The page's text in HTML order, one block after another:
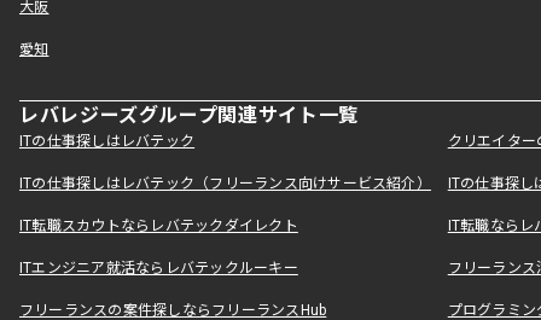
大阪
愛知
レバレジーズグループ関連サイト一覧
ITの仕事探しはレバテック クリエイタ
ITの仕事探しはレバテック（フリーランス向けサービス紹介） ITの仕事探
IT転職スカウトならレバテックダイレクト IT転職なら
ITエンジニア就活ならレバテックルーキー フリーラン
フリーランスの案件探しならフリーランスHub プログラミ